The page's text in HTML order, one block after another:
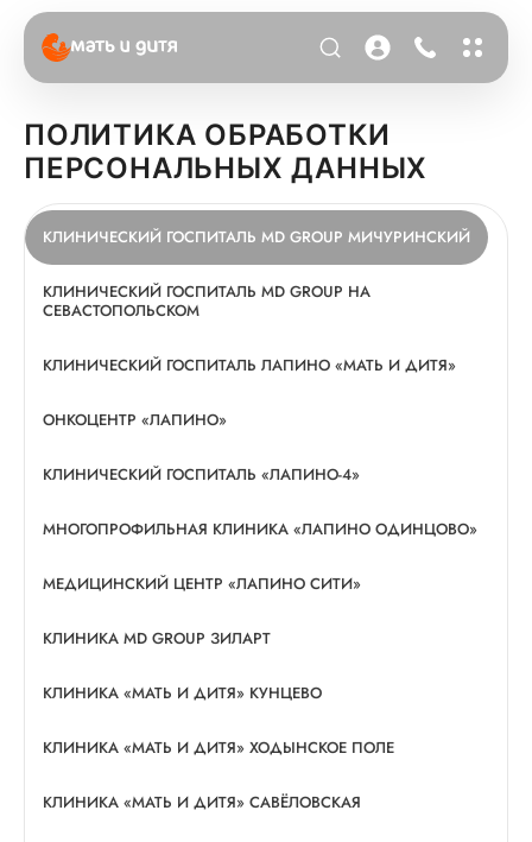
ПОЛИТИКА ОБРАБОТКИ
ПЕРСОНАЛЬНЫХ ДАННЫХ
КЛИНИЧЕСКИЙ ГОСПИТАЛЬ MD GROUP МИЧУРИНСКИЙ
КЛИНИЧЕСКИЙ ГОСПИТАЛЬ MD GROUP НА
СЕВАСТОПОЛЬСКОМ
КЛИНИЧЕСКИЙ ГОСПИТАЛЬ ЛАПИНО «МАТЬ И ДИТЯ»
ОНКОЦЕНТР «ЛАПИНО»
КЛИНИЧЕСКИЙ ГОСПИТАЛЬ «ЛАПИНО-4»
МНОГОПРОФИЛЬНАЯ КЛИНИКА «ЛАПИНО ОДИНЦОВО»
МЕДИЦИНСКИЙ ЦЕНТР «ЛАПИНО СИТИ»
КЛИНИКА MD GROUP ЗИЛАРТ
КЛИНИКА «МАТЬ И ДИТЯ» КУНЦЕВО
КЛИНИКА «МАТЬ И ДИТЯ» ХОДЫНСКОЕ ПОЛЕ
КЛИНИКА «МАТЬ И ДИТЯ» САВЁЛОВСКАЯ